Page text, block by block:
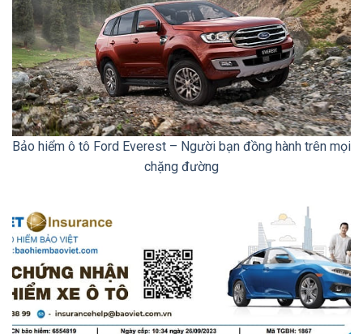
Bảo hiểm ô tô Ford Everest – Người bạn đồng hành trên mọi
chặng đường